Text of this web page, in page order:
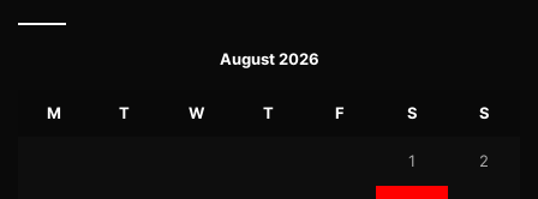
August 2026
M T W T F S S
1 2